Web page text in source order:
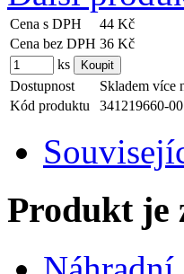
Cena s DPH
44 Kč
Cena bez DPH 36 Kč
ks
Dostupnost
Skladem více
Kód produktu
341219660-00
Produkt je